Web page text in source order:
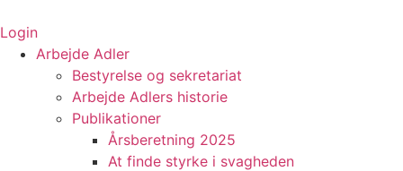
til
indhold
Login
Arbejde Adler
Bestyrelse og sekretariat
Arbejde Adlers historie
Publikationer
Årsberetning 2025
At finde styrke i svagheden